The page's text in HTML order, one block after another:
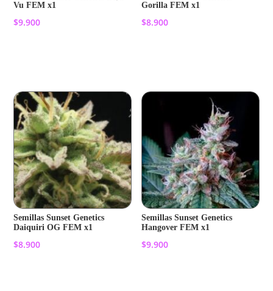
Vu FEM x1
$9.900
Gorilla FEM x1
$8.900
Semillas Sunset Genetics
Daiquiri OG FEM x1
$8.900
Semillas Sunset Genetics
Hangover FEM x1
$9.900